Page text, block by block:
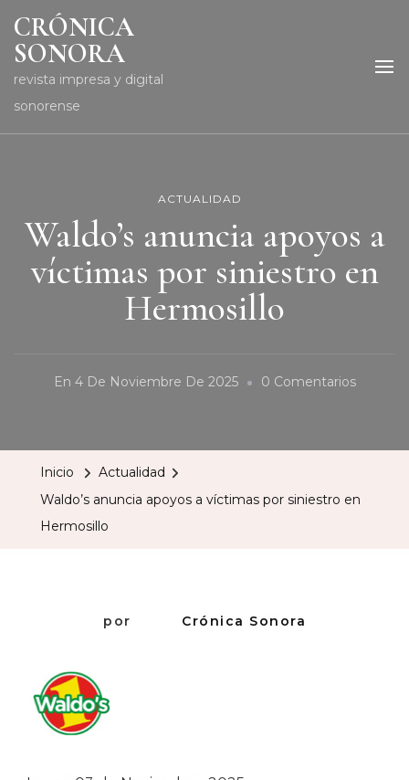
CRÓNICA
SONORA
revista impresa y digital
sonorense
ACTUALIDAD
Waldo’s anuncia apoyos a
víctimas por siniestro en
Hermosillo
En 4 De Noviembre De 2025 0 ComentariosEn
Inicio
Actualidad
Waldo’s anuncia apoyos a víctimas por siniestro en
Hermosillo
por Crónica Sonora